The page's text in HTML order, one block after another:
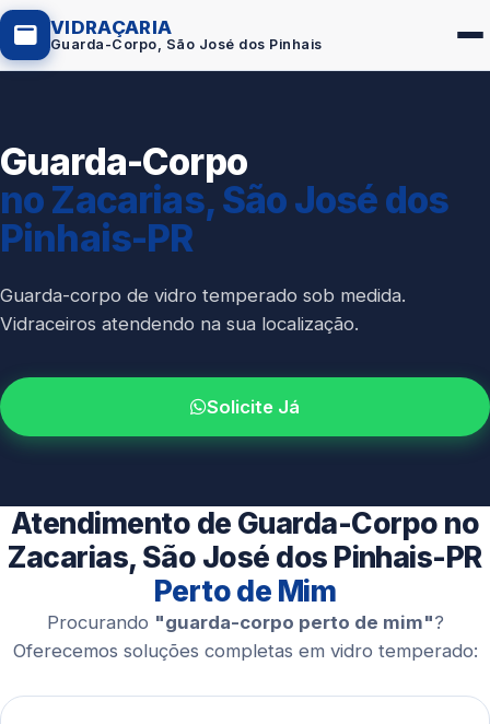
VIDRAÇARIA
Guarda-Corpo, São José dos Pinhais
Box de Vidro
Portas em Vidro
Guarda-Corpo
Espelho Sob Medida
Fachada de Vidro
Esquadrias de Alumínio
Guarda-Corpo
no Zacarias, São José dos
Pinhais-PR
Guarda-corpo de vidro temperado sob medida.
Vidraceiros atendendo na sua localização.
Solicite Já
Atendimento de Guarda-Corpo no
Zacarias, São José dos Pinhais-PR
Perto de Mim
Procurando "guarda-corpo perto de mim"?
Oferecemos soluções completas em vidro temperado: